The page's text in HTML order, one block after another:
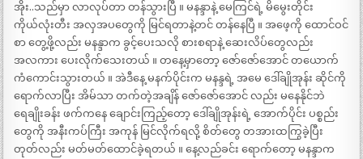
အိုး..သည်မှာ လာလုပ်တာ တန်သွားပြီ ။ မနန္ဒာနဲ့ မေကြင်ရဲ့ မိမွေးတိုင်း
ကိုယ်လုံးတီး အလှအပတွေကို မြင်ရတာနဲ့တင် တန်နေပြီ ။ အဖေ့ကို ထောင်ဝင်
စာ တွေ့ဖို့လည်း မနန္ဒာက ခွင့်ပေးသလို စားစရာနဲ့ ဆေးလိပ်တွေလည်း
အလကား ပေးလိုက်သေးတယ် ။ တနေ့မှာတော့ ဇော်ဇော်အောင် တယောက်
ကံကောင်းသွားတယ် ။ အဲဒီနေ့ မနက်ပိုင်းက မနန္ဒရဲ့ အမေ ဒေါ်ချိုအုန်း ဆိုင်ကို
ရောက်လာပြီး အိမ်သာ တက်တဲ့အချိန် ဇော်ဇော်အောင် လည်း မနေနိုင်ဘဲ
ရေချိုးခန်း ဖက်ကနေ ချောင်းကြည့်တော့ ဒေါ်ချိုအုန်းရဲ့ အောက်ပိုင်း ပစ္စည်း
တွေကို အနီးကပ်ကြီး အကုန် မြင်လိုက်ရလို့ စိတ်တွေ တအားထကြွခဲ့ပြီး
တုတ်လည်း မတ်မတ်ထောင်ခဲ့ရတယ် ။ နေ့လည်ခင်း ရောက်တော့ မနန္ဒာက